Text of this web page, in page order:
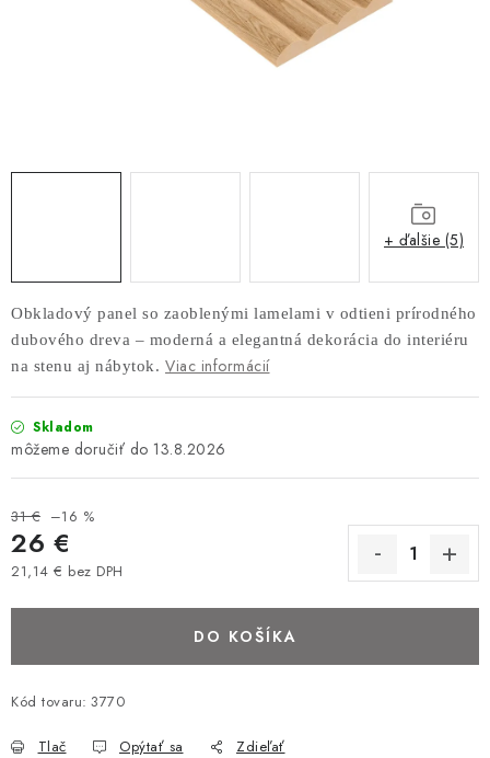
SAMOSTATNE STOJACE LAMELOVÉ STENY
NAJPREDÁVANEJŠIE PRODUKTY
ZÁVESNÉ HOJDACIE KRESLÁ
ZÁHRADNÝ NÁBYTOK
STOLIČKY
BAROVÉ STOLIČKY
STOLY
LAMELOVÉ ROŠTY DO POSTELE
Obkladový panel so zaoblenými lamelami v odtieni prírodného
dubového dreva – moderná a elegantná dekorácia do interiéru
na stenu aj nábytok. Viac informácií
Skladom
13.8.2026
31 € –16 %
26 €
21,14 € bez DPH
DO KOŠÍKA
Kód tovaru: 3770
Tlač Opýtať sa Zdieľať
+ ďalšie (5)